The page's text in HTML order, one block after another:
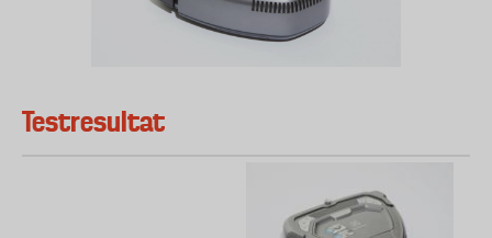
Testresultat